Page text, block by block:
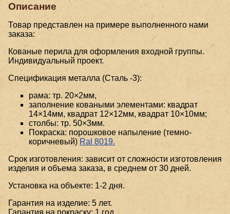
Описание
Товар представлен на примере выполненного нами
заказа:
Кованые перила для оформления входной группы.
Индивидуальный проект.
Спецификация металла (Сталь -3):
рама: тр. 20×2мм,
заполнение коваными элементами: квадрат
14×14мм, квадрат 12×12мм, квадрат 10×10мм;
столбы: тр. 50×3мм.
Покраска: порошковое напыление (темно-
коричневый) Ral 8019.
Срок изготовления: зависит от сложности изготовления
изделия и объема заказа, в среднем от 30 дней.
Установка на объекте: 1-2 дня.
Гарантия на изделие: 5 лет.
Гарантия на покраску: 1 год.